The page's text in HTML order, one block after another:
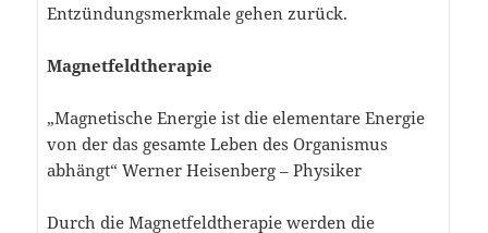
Entzündungsmerkmale gehen zurück.
Magnetfeldtherapie
„Magnetische Energie ist die elementare Energie
von der das gesamte Leben des Organismus
abhängt“ Werner Heisenberg – Physiker
Durch die Magnetfeldtherapie werden die